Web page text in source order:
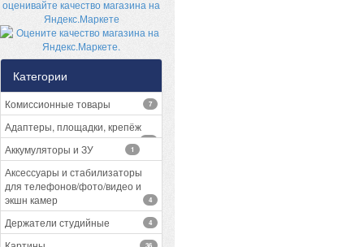
Категории
Комиссионные товары 7
Адаптеры, площадки, крепёж
13
Аккумуляторы и ЗУ 1
Аксессуары и стабилизаторы
для телефонов/фото/видео и
экшн камер
4
Держатели студийные 4
36